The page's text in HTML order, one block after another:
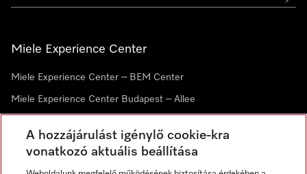
Miele Experience Center
Miele Experience Center – BEM Center
Miele Experience Center Budapest – Allee
A hozzájárulást igénylő cookie-kra
vonatkozó aktuális beállítása